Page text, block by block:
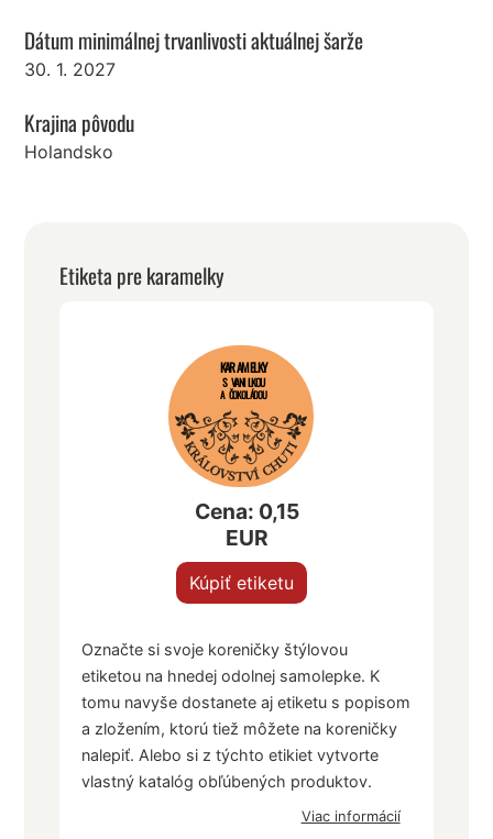
Dátum minimálnej trvanlivosti aktuálnej šarže
30. 1. 2027
Krajina pôvodu
Holandsko
Etiketa pre karamelky
KARAMELKY
S VANILKOU
A ČOKOLÁDOU
Cena: 0,15
EUR
Kúpiť etiketu
Označte si svoje koreničky štýlovou
etiketou na hnedej odolnej samolepke. K
tomu navyše dostanete aj etiketu s popisom
a zložením, ktorú tiež môžete na koreničky
nalepiť. Alebo si z týchto etikiet vytvorte
vlastný katalóg obľúbených produktov.
Viac informácií